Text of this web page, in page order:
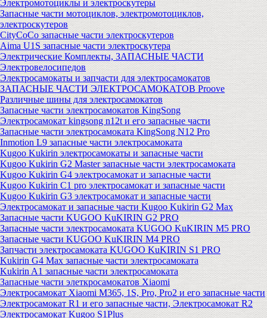
Электромотоциклы и электроскутеры
Запасные части мотоциклов, электромотоциклов,
электроскутеров
CityCoCo запасные части электроскутеров
Aima U1S запасные части электроскутера
Электрические Комплекты, ЗАПАСНЫЕ ЧАСТИ
Электровелосипедов
Электросамокаты и запчасти для электросамокатов
ЗАПАСНЫЕ ЧАСТИ ЭЛЕКТРОСАМОКАТОВ Proove
Различные шины для электросамокатов
Запасные части электросамокатов KingSong
Электросамокат kingsong n12t и его запасные части
Запасные части электросамоката KingSong N12 Pro
Inmotion L9 запасные части электросамоката
Kugoo Kukirin электросамокаты и запасные части
Kugoo Kukirin G2 Master запасные части электросамоката
Kugoo Kukirin G4 электросамокат и запасные части
Kugoo Kukirin C1 pro электросамокат и запасные части
Kugoo Kukirin G3 электросамокат и запасные части
Электросамокат и запасные части Kugoo Kukirin G2 Max
Запасные части KUGOO KuKIRIN G2 PRO
Запасные части электросамоката KUGOO KuKIRIN M5 PRO
Запасные части KUGOO KuKIRIN M4 PRO
Запчасти электросамоката KUGOO KuKIRIN S1 PRO
Kukirin G4 Max запасные части электросамоката
Kukirin A1 запасные части электросамоката
Запасные части элеткросамокатов Xiaomi
Электросамокат Xiaomi M365, 1S, Pro, Pro2 и его запасные части
Электросамокат R1 и его запасные части, Электросамокат R2
Электросамокат Kugoo S1Plus